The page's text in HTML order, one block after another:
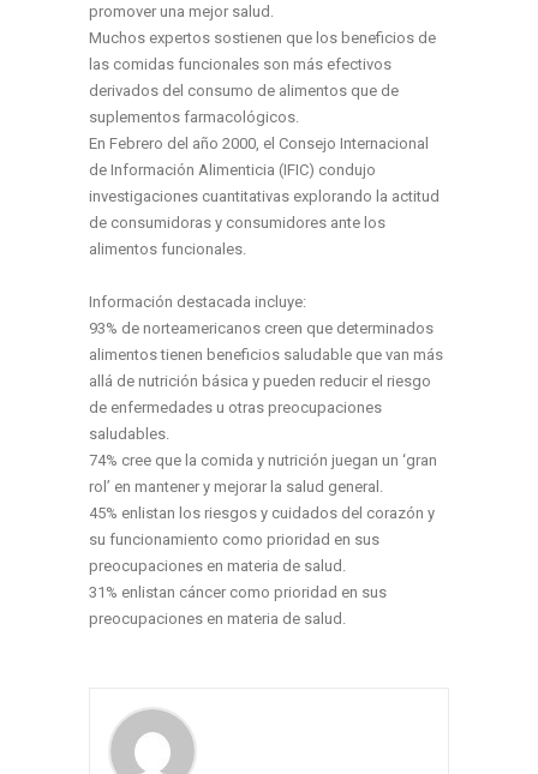
promover una mejor salud.
Muchos expertos sostienen que los beneficios de
las comidas funcionales son más efectivos
derivados del consumo de alimentos que de
suplementos farmacológicos.
En Febrero del año 2000, el Consejo Internacional
de Información Alimenticia (IFIC) condujo
investigaciones cuantitativas explorando la actitud
de consumidoras y consumidores ante los
alimentos funcionales.
Información destacada incluye:
93% de norteamericanos creen que determinados
alimentos tienen beneficios saludable que van más
allá de nutrición básica y pueden reducir el riesgo
de enfermedades u otras preocupaciones
saludables.
74% cree que la comida y nutrición juegan un ‘gran
rol’ en mantener y mejorar la salud general.
45% enlistan los riesgos y cuidados del corazón y
su funcionamiento como prioridad en sus
preocupaciones en materia de salud.
31% enlistan cáncer como prioridad en sus
preocupaciones en materia de salud.